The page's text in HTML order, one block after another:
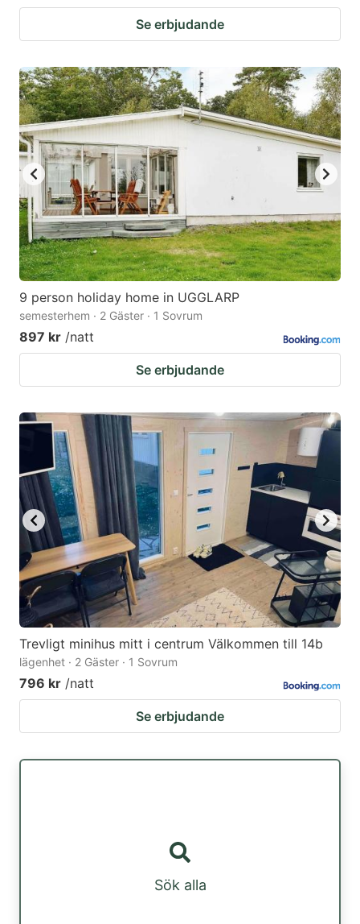
Se erbjudande
9 person holiday home in UGGLARP
semesterhem · 2 Gäster · 1 Sovrum
897 kr /natt
Se erbjudande
Trevligt minihus mitt i centrum Välkommen till 14b
lägenhet · 2 Gäster · 1 Sovrum
796 kr /natt
Se erbjudande
Sök alla